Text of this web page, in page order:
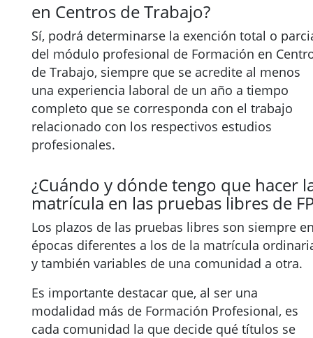
en Centros de Trabajo?
Sí, podrá determinarse la exención total o
del módulo profesional de Formación en
de Trabajo, siempre que se acredite al menos
una experiencia laboral de un año a tiempo
completo que se corresponda con el trabajo
relacionado con los respectivos estudios
profesionales.
¿Cuándo y dónde tengo que hacer
matrícula en las pruebas libres de
Los plazos de las pruebas libres son siempre
épocas diferentes a los de la matrícula
y también variables de una comunidad a otra.
Es importante destacar que, al ser una
modalidad más de Formación Profesional, es
cada comunidad la que decide qué títulos se